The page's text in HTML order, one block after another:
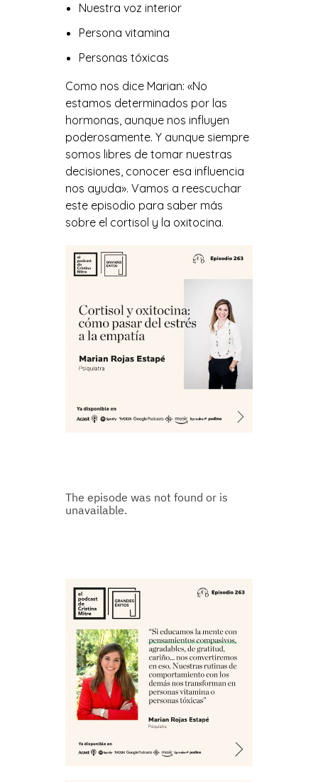
Nuestra voz interior
Persona vitamina
Personas tóxicas
Como nos dice Marian: «No
estamos determinados por las
hormonas, aunque nos influyen
poderosamente. Y aunque siempre
somos libres de tomar nuestras
decisiones, conocer esa influencia
nos ayuda». Vamos a reescuchar
este episodio para saber más
sobre el cortisol y la oxitocina.